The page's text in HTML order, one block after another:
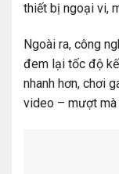
thiết bị ngoại vi,
Ngoài ra, công
đem lại tốc độ
nhanh hơn, chơi
video – mượt mà